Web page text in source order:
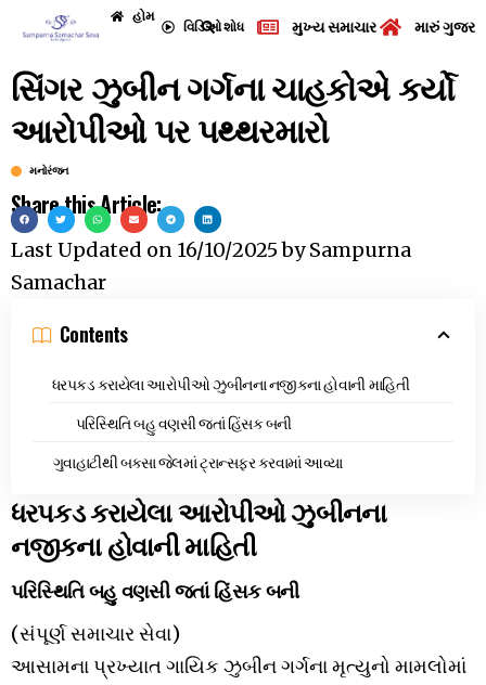
હોમ
વિડિઓશોધ મુખ્ય સમાચાર મારું
સિંગર ઝુબીન ગર્ગના ચાહકોએ કર્યો
આરોપીઓ પર પથ્થરમારો
મનોરંજન
Share this Article:
Last Updated on 16/10/2025bySampurna
Samachar
Contents
ધરપકડ કરાયેલા આરોપીઓ ઝુબીનના નજીકના હોવાની માહિતી
પરિસ્થિતિ બહુ વણસી જતાં હિંસક બની
ગુવાહાટીથી બક્સા જેલમાં ટ્રાન્સફર કરવામાં આવ્યા
ધરપકડ કરાયેલા આરોપીઓ ઝુબીનના
નજીકના હોવાની માહિતી
પરિસ્થિતિ બહુ વણસી જતાં હિંસક બની
(સંપૂર્ણ સમાચાર સેવા)
આસામના પ્રખ્યાત ગાયિક ઝુબીન ગર્ગના મૃત્યુનો મામલોમાં